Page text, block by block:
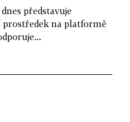
představuje
na platformě